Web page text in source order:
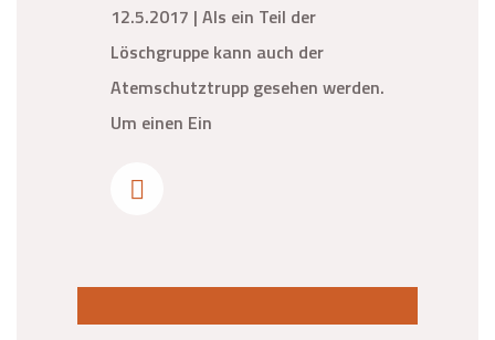
12.5.2017 | Als ein Teil der
Löschgruppe kann auch der
Atemschutztrupp gesehen werden.
Um einen Ein